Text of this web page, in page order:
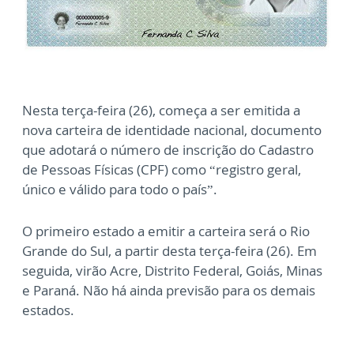
Nesta terça-feira (26), começa a ser emitida a
nova carteira de identidade nacional, documento
que adotará o número de inscrição do Cadastro
de Pessoas Físicas (CPF) como “registro geral,
único e válido para todo o país”.
O primeiro estado a emitir a carteira será o Rio
Grande do Sul, a partir desta terça-feira (26). Em
seguida, virão Acre, Distrito Federal, Goiás, Minas
e Paraná. Não há ainda previsão para os demais
estados.